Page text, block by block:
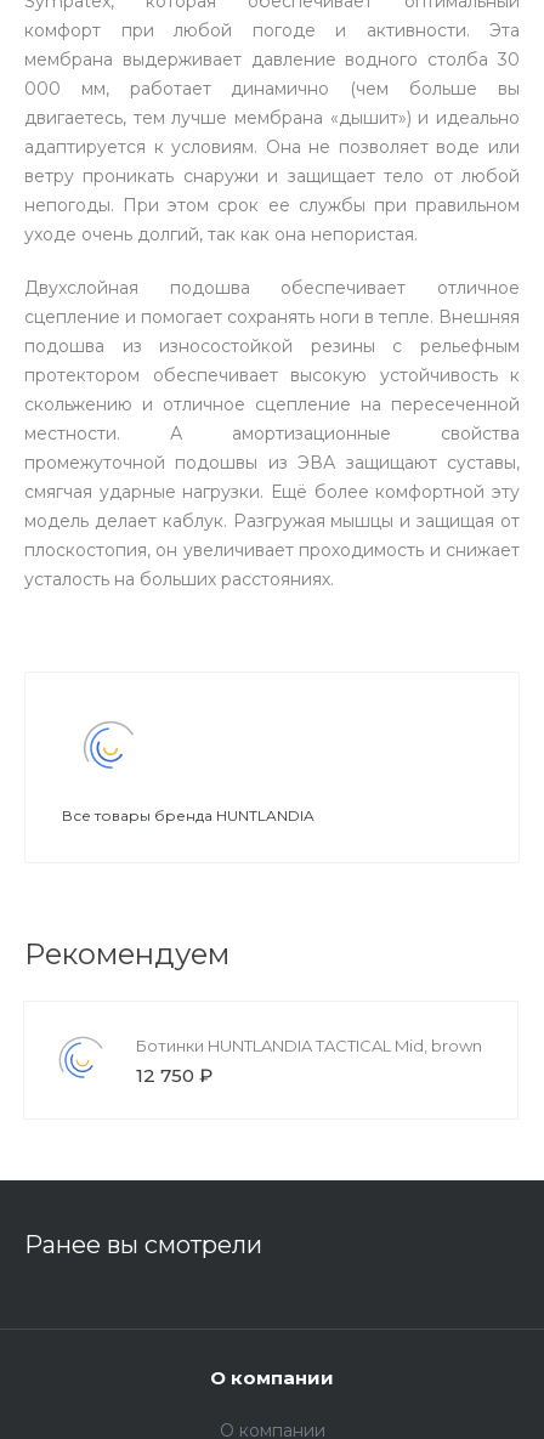
комфорт при любой погоде и активности. Эта
мембрана выдерживает давление водного столба 30
000 мм, работает динамично (чем больше вы
двигаетесь, тем лучше мембрана «дышит») и идеально
адаптируется к условиям. Она не позволяет воде или
ветру проникать снаружи и защищает тело от любой
непогоды. При этом срок ее службы при правильном
уходе очень долгий, так как она непористая.
Двухслойная подошва обеспечивает отличное
сцепление и помогает сохранять ноги в тепле. Внешняя
подошва из износостойкой резины с рельефным
протектором обеспечивает высокую устойчивость к
скольжению и отличное сцепление на пересеченной
местности. А амортизационные свойства
промежуточной подошвы из ЭВА защищают суставы,
смягчая ударные нагрузки. Ещё более комфортной эту
модель делает каблук. Разгружая мышцы и защищая от
плоскостопия, он увеличивает проходимость и снижает
усталость на больших расстояниях.
Все товары бренда HUNTLANDIA
Рекомендуем
Ботинки HUNTLANDIA TACTICAL Mid, brown
12 750 ₽
Ранее вы смотрели
О компании
О компании